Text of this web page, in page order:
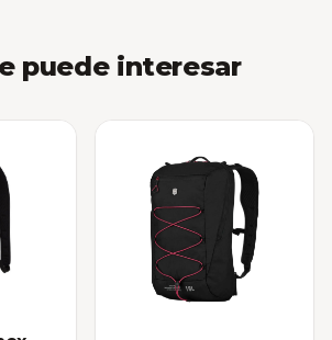
puede interesar